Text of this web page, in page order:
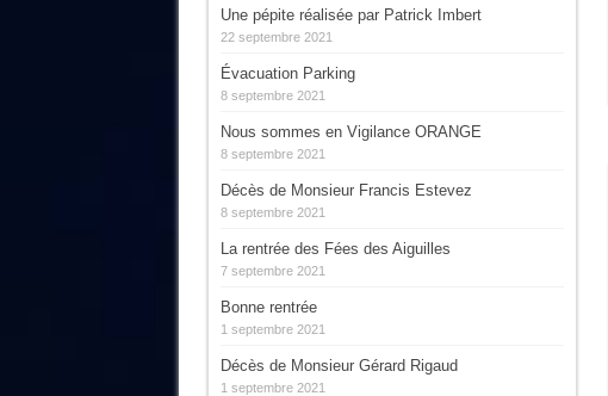
Une pépite réalisée par Patrick Imbert
22 septembre 2021
Évacuation Parking
8 septembre 2021
Nous sommes en Vigilance ORANGE
8 septembre 2021
Décès de Monsieur Francis Estevez
8 septembre 2021
La rentrée des Fées des Aiguilles
7 septembre 2021
Bonne rentrée
1 septembre 2021
Décès de Monsieur Gérard Rigaud
1 septembre 2021